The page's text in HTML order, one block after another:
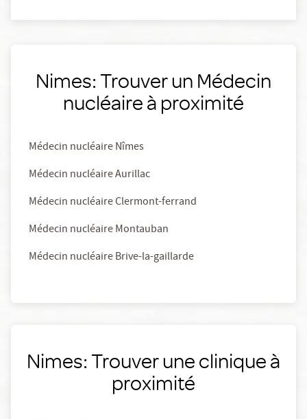
Nimes: Trouver un Médecin
nucléaire à proximité
Médecin nucléaire Nîmes
Médecin nucléaire Aurillac
Médecin nucléaire Clermont-ferrand
Médecin nucléaire Montauban
Médecin nucléaire Brive-la-gaillarde
Nimes: Trouver une clinique à
proximité